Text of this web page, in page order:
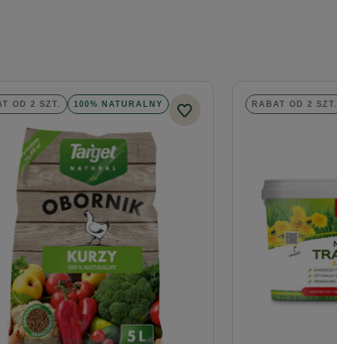
OD 2 SZT. 100% NATURALNY RABAT OD 2 SZT.